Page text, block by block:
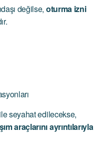
değilse, oturma izni
seyahat edilecekse,
araçlarını ayrıntılarıyla